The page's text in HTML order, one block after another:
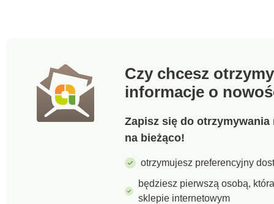
Czy chcesz
informacje o
Zapisz się do otrzymywania
na bieżąco!
otrzymujesz preferencyjny
będziesz pierwszą osobą,
sklepie internetowym